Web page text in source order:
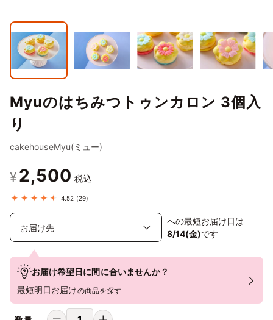
Myuのはちみつトゥンカロン 3個入
り
cakehouseMyu(ミュー)
¥ 2,500 税込
4.52 (29)
への最短お届け日は
8/14(金)です
お届け希望日に間に合いませんか？
最短明日お届けの商品を探す